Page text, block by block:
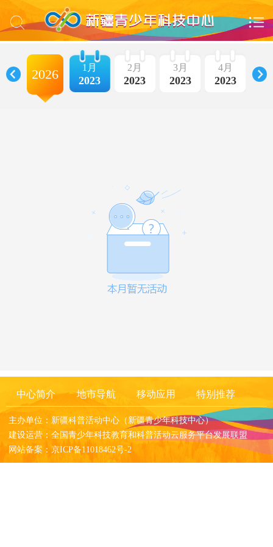
2026 1月
2023
2月
2023
3月
2023
4月
2023
5
中心简介 地市导航 移动应用 特别推荐
主办单位：新疆科普活动中心（新疆青少年科技中心）
建设运营：全国青少年科技教育和科普活动云服务平台发展联盟
网站备案：京ICP备11018462号-2